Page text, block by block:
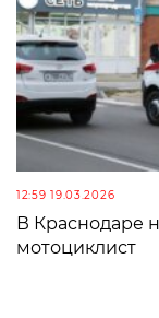
12:59 19.03.2026
В Краснодаре
мотоциклист